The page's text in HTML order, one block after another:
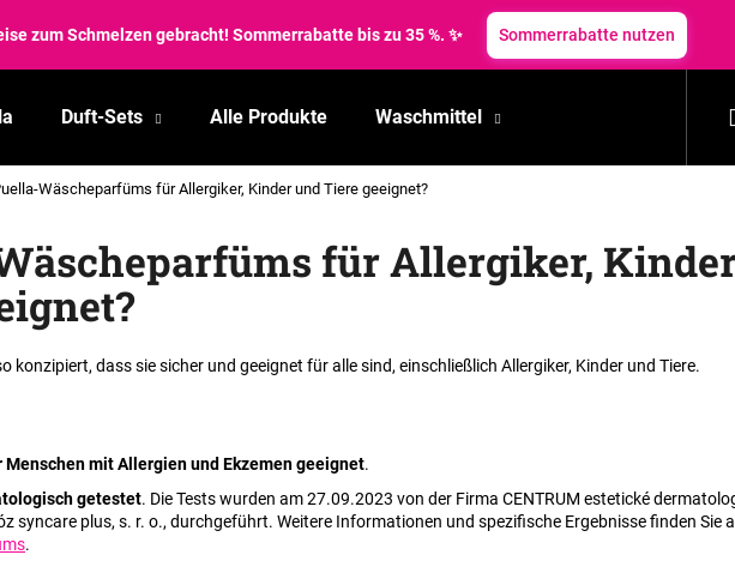
zum Schmelzen gebracht! Sommerrabatte bis zu 35 %. ✨ Sommerrabatte nutzen
Duft-Sets Alle Produkte Waschmittel
Wäscheparfüms für Allergiker, Kinder und Tiere geeignet?
für Allergiker,
konzipiert, dass sie sicher und geeignet für alle sind, einschließlich Allergiker, Kinder und Tiere.
Menschen mit Allergien und Ekzemen geeignet.
getestet. Die Tests wurden am 27.09.2023 von der Firma CENTRUM estetické
syncare plus, s. r. o., durchgeführt. Weitere Informationen und spezifische Ergebnisse finden Sie
.
Was suchen Sie?
Wir empfehlen